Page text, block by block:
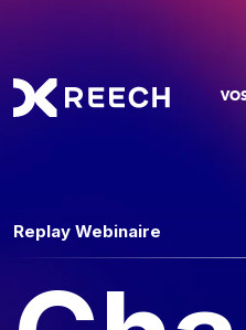
Replay Webinaire